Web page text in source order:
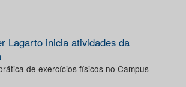
Lagarto inicia atividades da
de exercícios físicos no Campus